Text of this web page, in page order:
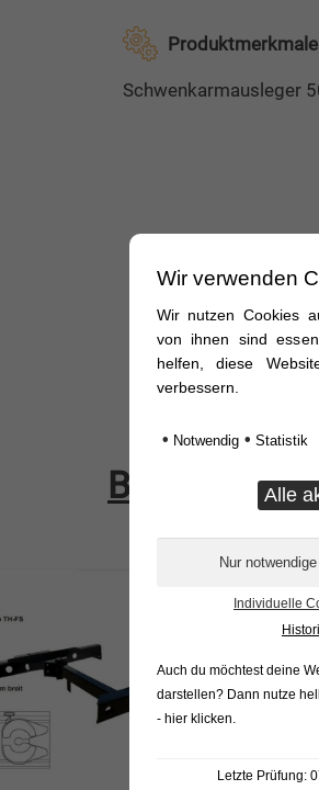
Schwenkarmausleger
Bestellung
Wir verwenden
Wir nutzen Cookies
von ihnen sind
helfen, diese
verbessern.
• Notwendig • Statistik
Individuelle
Auch du möchtest deine
darstellen? Dann nutze
- hier klicken.
Letzte Prüfung: